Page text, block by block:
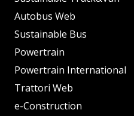
Autobus Web
Sustainable Bus
Powertrain
Powertrain International
Trattori Web
e-Construction